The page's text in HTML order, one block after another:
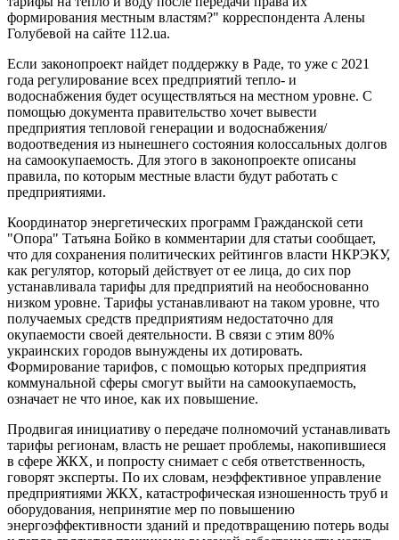
формирования местным властям?" корреспондента Алены
Голубевой на сайте 112.ua.
Если законопроект найдет поддержку в Раде, то уже с 2021
года регулирование всех предприятий тепло- и
водоснабжения будет осуществляться на местном уровне. С
помощью документа правительство хочет вывести
предприятия тепловой генерации и водоснабжения/
водоотведения из нынешнего состояния колоссальных долгов
на самоокупаемость. Для этого в законопроекте описаны
правила, по которым местные власти будут работать с
предприятиями.
Координатор энергетических программ Гражданской сети
"Опора" Татьяна Бойко в комментарии для статьи сообщает,
что для сохранения политических рейтингов власти НКРЭКУ,
как регулятор, который действует от ее лица, до сих пор
устанавливала тарифы для предприятий на необоснованно
низком уровне. Тарифы устанавливают на таком уровне, что
получаемых средств предприятиям недостаточно для
окупаемости своей деятельности. В связи с этим 80%
украинских городов вынуждены их дотировать.
Формирование тарифов, с помощью которых предприятия
коммунальной сферы смогут выйти на самоокупаемость,
означает не что иное, как их повышение.
Продвигая инициативу о передаче полномочий устанавливать
тарифы регионам, власть не решает проблемы, накопившиеся
в сфере ЖКХ, и попросту снимает с себя ответственность,
говорят эксперты. По их словам, неэффективное управление
предприятиями ЖКХ, катастрофическая изношенность труб и
оборудования, непринятие мер по повышению
энергоэффективности зданий и предотвращению потерь воды